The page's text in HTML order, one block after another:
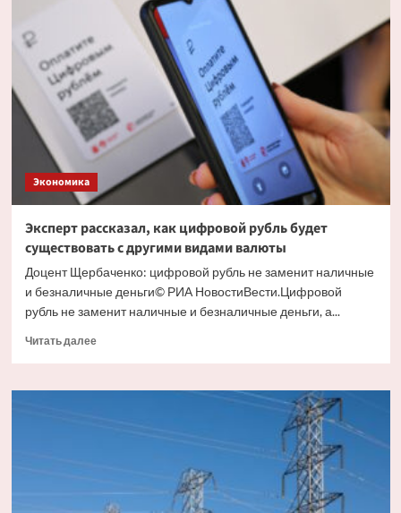
причину
массового
обналичивания
вкладов
Экономика
Эксперт рассказал, как цифровой рубль будет
существовать с другими видами валюты
Доцент Щербаченко: цифровой рубль не заменит наличные
и безналичные деньги© РИА НовостиВести.Цифровой
рубль не заменит наличные и безналичные деньги, а...
Читать далееПрочитать
Эксперт
существовать